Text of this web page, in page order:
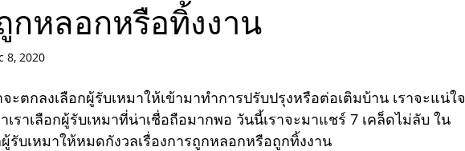
กหลอกหรือทิ้งงาน
8, 2020
ะตกลงเลือกผู้รับเหมาให้เข้ามาทำการปรับปรุงหรือต่อเติมบ้าน เราจะแน่ใจ
เราเลือกผู้รับเหมาที่น่าเชื่อถือมากพอ วันนี้เราจะมาแชร์ 7 เคล็ดไม่ลับ ใน
ผู้รับเหมาให้หมดกังวลเรื่องการถูกหลอกหรือถูกทิ้งงาน